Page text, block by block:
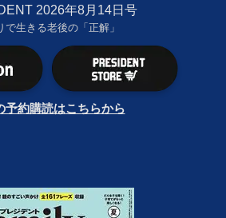
2026年8月14日号
で生きる老後の「正解」
予約購読はこちらから